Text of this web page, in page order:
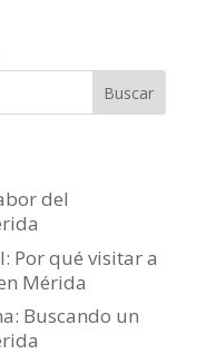
del
Por qué visitar a
Mérida
Buscando un